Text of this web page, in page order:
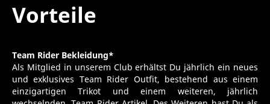
Vorteile
Team Rider Bekleidung*
Als Mitglied in unserem Club erhältst Du jährlich ein neues
und exklusives Team Rider Outfit, bestehend aus einem
einzigartigen Trikot und einem weiteren, jährlich